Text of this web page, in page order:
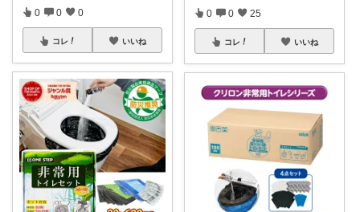
0 0 0
コレ いいね
0 0 25
コレ いいね